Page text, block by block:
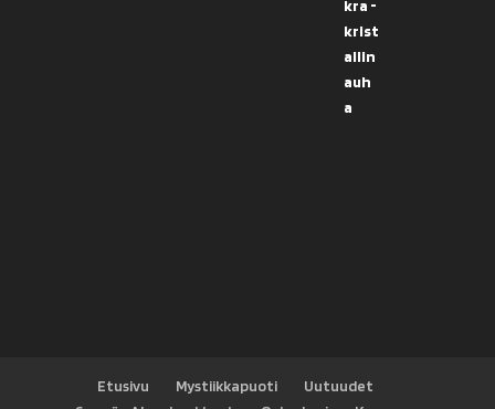
Etusivu Mystiikkapuoti
Uutuudet